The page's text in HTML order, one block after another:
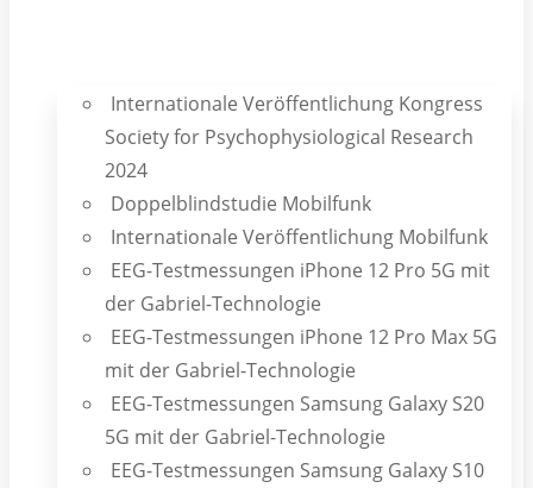
Internationale Veröffentlichung Kongress
Society for Psychophysiological Research
2024
Doppelblindstudie Mobilfunk
Internationale Veröffentlichung Mobilfunk
EEG-Testmessungen iPhone 12 Pro 5G mit
der Gabriel-Technologie
EEG-Testmessungen iPhone 12 Pro Max 5G
mit der Gabriel-Technologie
EEG-Testmessungen Samsung Galaxy S20
5G mit der Gabriel-Technologie
EEG-Testmessungen Samsung Galaxy S10